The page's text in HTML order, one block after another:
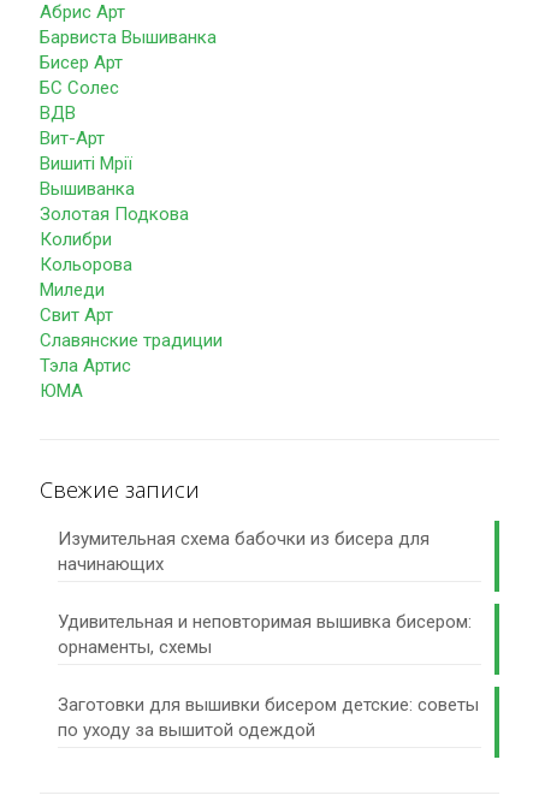
Абрис Арт
Барвиста Вышиванка
Бисер Арт
БС Солес
ВДВ
Вит-Арт
Вишиті Мрії
Вышиванка
Золотая Подкова
Колибри
Кольорова
Миледи
Свит Арт
Славянские традиции
Тэла Артис
ЮМА
Свежие записи
Изумительная схема бабочки из бисера для
начинающих
Удивительная и неповторимая вышивка бисером:
орнаменты, схемы
Заготовки для вышивки бисером детские: советы
по уходу за вышитой одеждой